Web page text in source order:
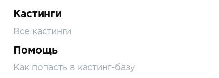
Кастинги
Все кастинги
Помощь
Как попасть в кастинг-базу